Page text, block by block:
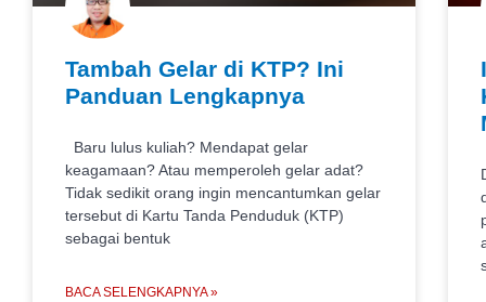
Tambah Gelar di KTP? Ini
Panduan Lengkapnya
Baru lulus kuliah? Mendapat gelar
keagamaan? Atau memperoleh gelar adat?
Tidak sedikit orang ingin mencantumkan gelar
tersebut di Kartu Tanda Penduduk (KTP)
sebagai bentuk
BACA SELENGKAPNYA »